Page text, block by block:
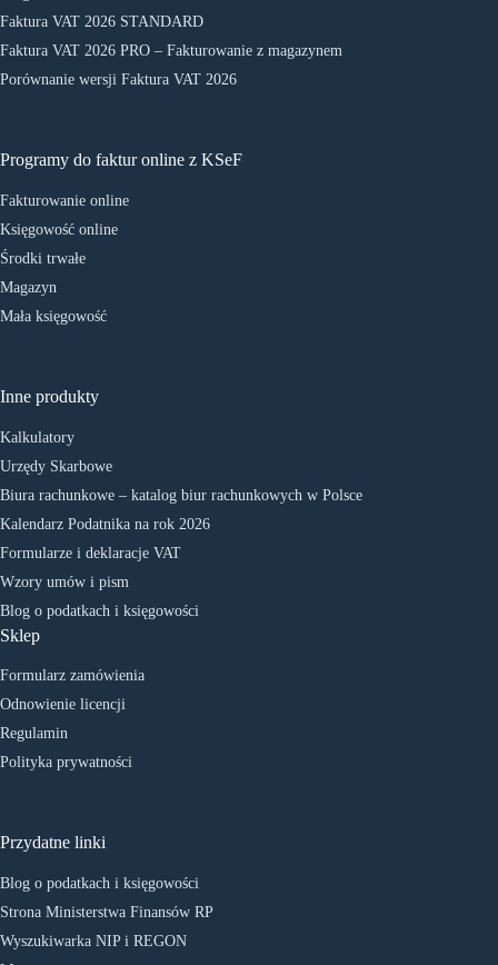
Faktura VAT 2026 STANDARD
Faktura VAT 2026 PRO – Fakturowanie z magazynem
Porównanie wersji Faktura VAT 2026
Programy do faktur online z KSeF
Fakturowanie online
Księgowość online
Środki trwałe
Magazyn
Mała księgowość
Inne produkty
Kalkulatory
Urzędy Skarbowe
Biura rachunkowe – katalog biur rachunkowych w Polsce
Kalendarz Podatnika na rok 2026
Formularze i deklaracje VAT
Wzory umów i pism
Blog o podatkach i księgowości
Sklep
Formularz zamówienia
Odnowienie licencji
Regulamin
Polityka prywatności
Przydatne linki
Blog o podatkach i księgowości
Strona Ministerstwa Finansów RP
Wyszukiwarka NIP i REGON